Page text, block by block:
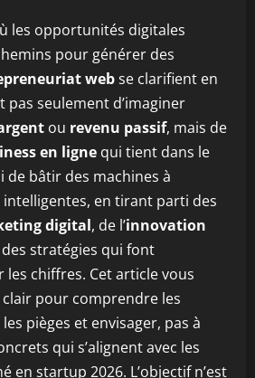
les opportunités digitales
pour générer des
webse clarifient en
pas seulement d’imaginer
ou revenu passif, mais de
en ligne qui tient dans le
de bâtir des machines à
en tirant parti des
digital, de l’innovation
stratégies qui font
chiffres. Cet article vous
pour comprendre les
pièges et envisager, pas à
qui s’alignent avec les
en startup 2026. L’objectif n’est